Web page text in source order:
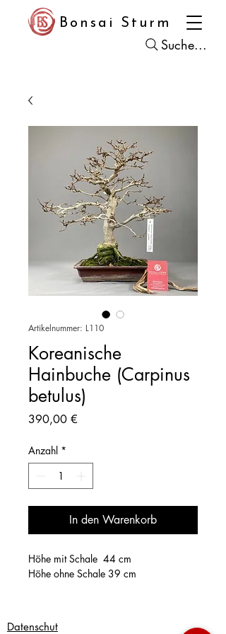
Bonsai Sturm
Suche...
Artikelnummer: L110
Koreanische
Hainbuche (Carpinus
betulus)
390,00 €
Anzahl *
In den Warenkorb
Höhe mit Schale 44 cm
Höhe ohne Schale 39 cm
Datenschut